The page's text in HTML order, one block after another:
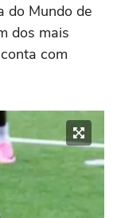
do Mundo de
dos mais
com